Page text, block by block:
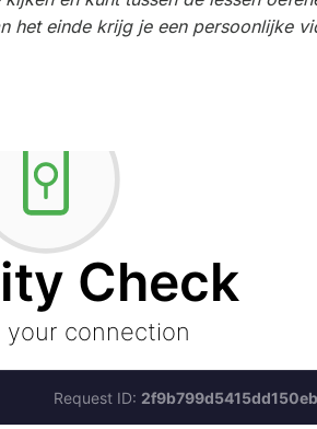
het einde krijg je een persoonlijke